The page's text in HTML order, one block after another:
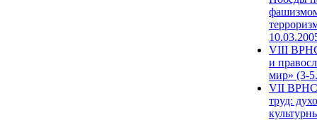
VIII
и
мир» (3-
VII ВРНС
труд: